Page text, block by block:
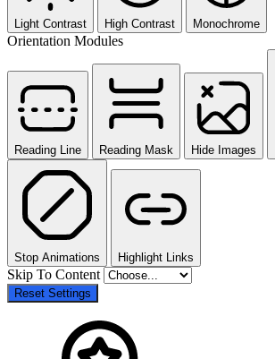
Light Contrast High Contrast Monochrome
Orientation Modules
Reading Line Reading Mask Hide Images
Stop Animations Highlight Links
Skip To Content
Reset Settings